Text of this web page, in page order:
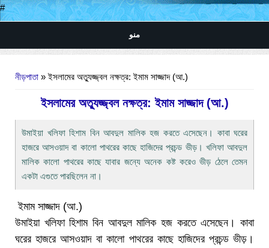
#
منو
নীড়পাতা » ইসলামের অত্যুজ্জ্বল নক্ষত্র: ইমাম সাজ্জাদ (আ.)
ইসলামের অত্যুজ্জ্বল নক্ষত্র: ইমাম সাজ্জাদ (আ.)
উমাইয়া খলিফা হিশাম বিন আবদুল মালিক হজ করতে এসেছেন। কাবা ঘরের
হাজরে আসওয়াদ বা কালো পাথরের কাছে হাজিদের প্রচন্ড ভীড়। খলিফা আবদুল
মালিক কালো পাথরের কাছে যাবার জন্যে অনেক কষ্ট করেও ভীড় ঠেলে তেমন
একটা এগুতে পারছিলেন না।
ইমাম সাজ্জাদ (আ.)
উমাইয়া খলিফা হিশাম বিন আবদুল মালিক হজ করতে এসেছেন। কাবা
ঘরের হাজরে আসওয়াদ বা কালো পাথরের কাছে হাজিদের প্রচন্ড ভীড়।